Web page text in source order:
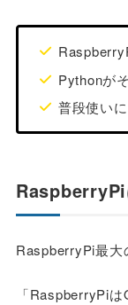
Pythonが
普段使い
RaspberryPi最大
「RaspberryPiは